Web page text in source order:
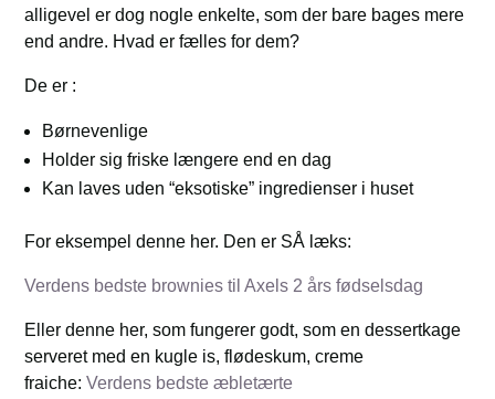
alligevel er dog nogle enkelte, som der bare bages mere
end andre. Hvad er fælles for dem?
De er :
Børnevenlige
Holder sig friske længere end en dag
Kan laves uden “eksotiske” ingredienser i huset
For eksempel denne her. Den er SÅ læks:
Verdens bedste brownies til Axels 2 års fødselsdag
Eller denne her, som fungerer godt, som en dessertkage
serveret med en kugle is, flødeskum, creme
fraiche:Verdens bedste æbletærte